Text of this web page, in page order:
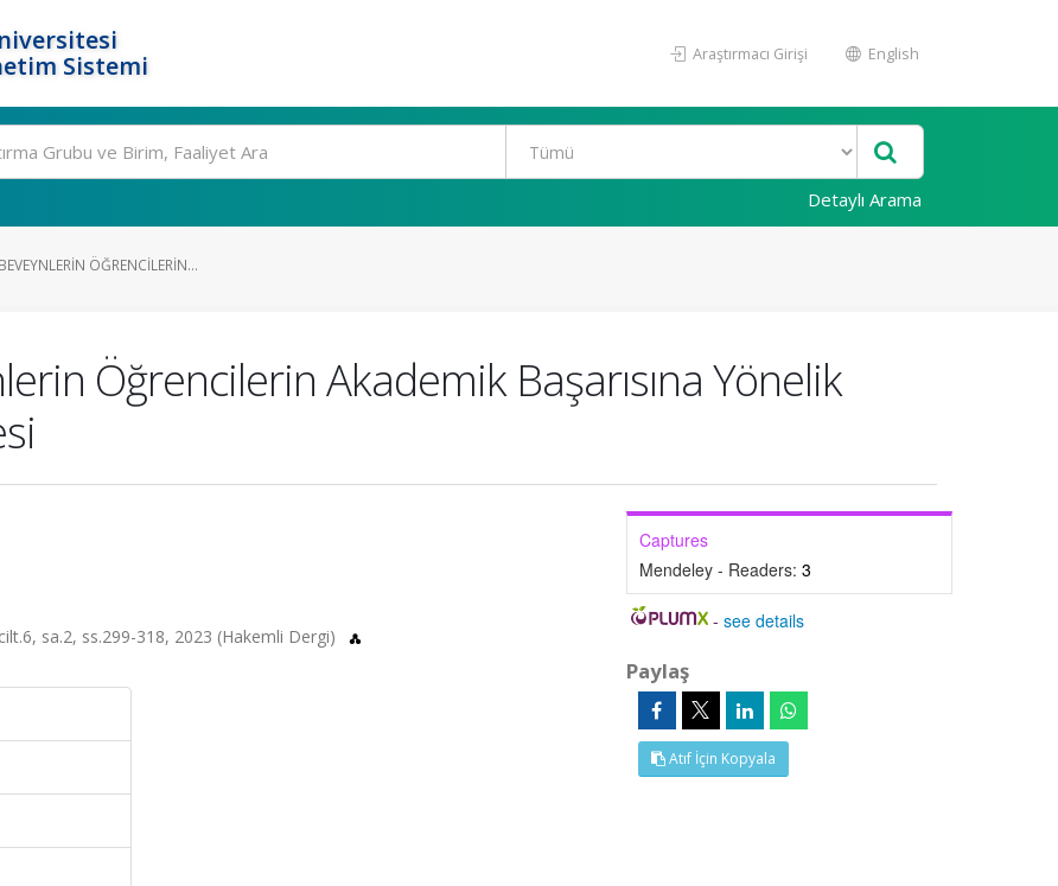
Sistemi
Araştırmacı Girişi English
Detaylı Arama
ÖĞRENCILERIN...
Öğrencilerin Akademik Başarısına Yönelik
sa.2, ss.299-318, 2023 (Hakemli Dergi)
Captures
Mendeley - Readers: 3
-see details
Paylaş
Atıf İçin Kopyala